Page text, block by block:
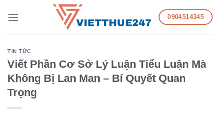
0904514345
TIN TỨC
Viết Phần Cơ Sở Lý Luận Tiểu Luận Mà
Không Bị Lan Man – Bí Quyết Quan
Trọng